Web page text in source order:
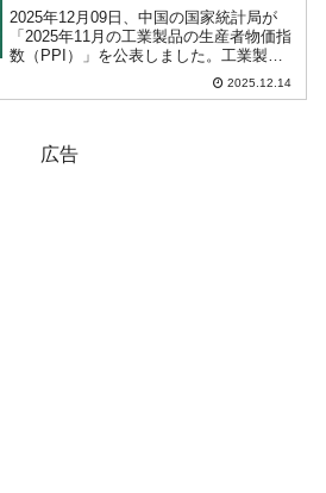
2025年12月09日、中国の国家統計局が
「2025年11月の工業製品の生産者物価指
数（PPI）」を公表しました。工業製品
の生産者が工場から出荷する時点の価格
を指しており、当たり前ですが、これが
2025.12.14
広告